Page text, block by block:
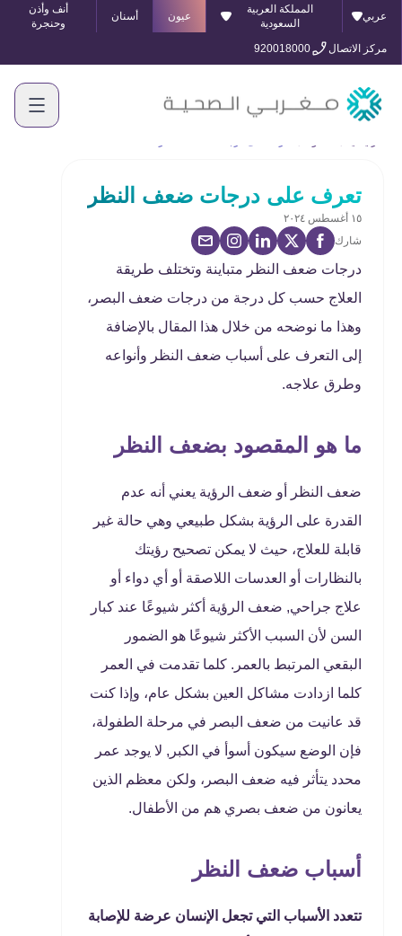
عربي
المملكة العربية
السعودية
عيون أسنان
أنف وأذن
وحنجرة
مركز الاتصال
920018000
تعرف على درجات ضعف النظر
١٥ أغسطس ٢٠٢٤
شارك
درجات ضعف النظر متباينة وتختلف طريقة
العلاج حسب كل درجة من درجات ضعف البصر،
وهذا ما نوضحه من خلال هذا المقال بالإضافة
إلى التعرف على أسباب ضعف النظر وأنواعه
وطرق علاجه.
ما هو المقصود بضعف النظر
ضعف النظر أو ضعف الرؤية يعني أنه عدم
القدرة على الرؤية بشكل طبيعي وهي حالة غير
قابلة للعلاج، حيث لا يمكن تصحيح رؤيتك
بالنظارات أو العدسات اللاصقة أو أي دواء أو
علاج جراحي, ضعف الرؤية أكثر شيوعًا عند كبار
السن لأن السبب الأكثر شيوعًا هو الضمور
البقعي المرتبط بالعمر. كلما تقدمت في العمر
كلما ازدادت مشاكل العين بشكل عام، وإذا كنت
قد عانيت من ضعف البصر في مرحلة الطفولة،
فإن الوضع سيكون أسوأ في الكبر, لا يوجد عمر
محدد يتأثر فيه ضعف البصر، ولكن معظم الذين
يعانون من ضعف بصري هم من الأطفال.
أسباب ضعف النظر
تتعدد الأسباب التي تجعل الإنسان عرضة للإصابة